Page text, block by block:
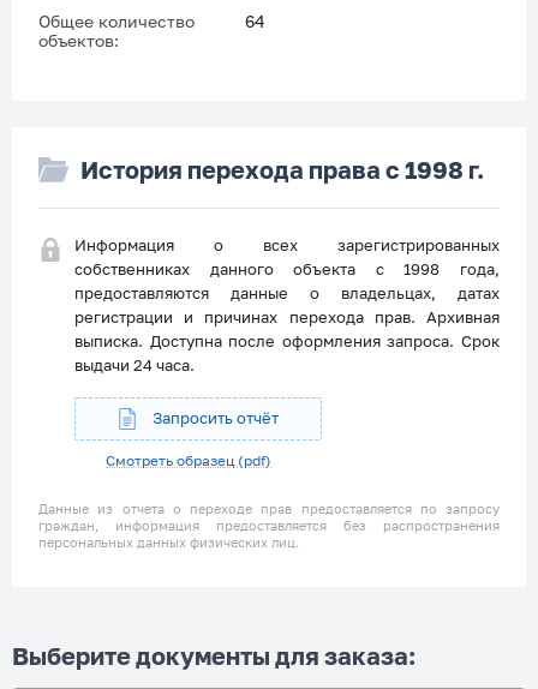
Общее количество
объектов:
64
История перехода права с 1998 г.
Информация о всех зарегистрированных
собственниках данного объекта с 1998 года,
предоставляются данные о владельцах, датах
регистрации и причинах перехода прав. Архивная
выписка. Доступна после оформления запроса. Срок
выдачи 24 часа.
Запросить отчёт
Смотреть образец (pdf)
Данные из отчета о переходе прав предоставляется по запросу
граждан, информация предоставляется без распространения
персональных данных физических лиц.
Выберите документы для заказа: